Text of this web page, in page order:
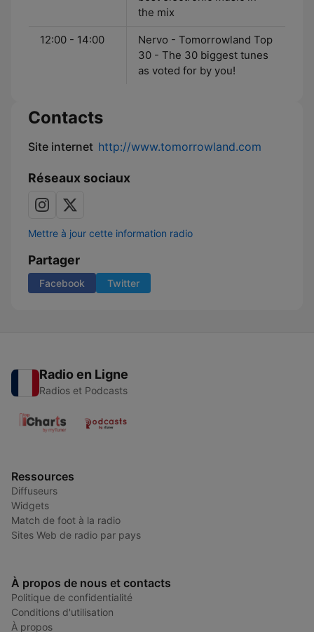
the mix
12:00 - 14:00
Nervo - Tomorrowland Top
30 - The 30 biggest tunes
as voted for by you!
Contacts
Site internet http://www.tomorrowland.com
Réseaux sociaux
Mettre à jour cette information radio
Partager
Facebook Twitter
Radio en Ligne
Radios et Podcasts
Ressources
Diffuseurs
Widgets
Match de foot à la radio
Sites Web de radio par pays
À propos de nous et contacts
Politique de confidentialité
Conditions d'utilisation
À propos